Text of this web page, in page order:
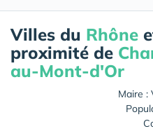
Villes du Rhône
proximité de
au-Mont-d'Or
Maire :